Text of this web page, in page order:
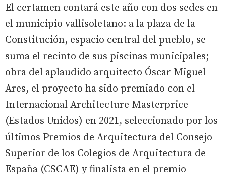
El certamen contará este año con dos sedes en
el municipio vallisoletano: a la plaza de la
Constitución, espacio central del pueblo, se
suma el recinto de sus piscinas municipales;
obra del aplaudido arquitecto Óscar Miguel
Ares, el proyecto ha sido premiado con el
Internacional Architecture Masterprice
(Estados Unidos) en 2021, seleccionado por los
últimos Premios de Arquitectura del Consejo
Superior de los Colegios de Arquitectura de
España (CSCAE) y finalista en el premio